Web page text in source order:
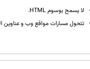
لا يسمح بوسوم HTML.
تتحول مسارات مواقع وب و عناوين